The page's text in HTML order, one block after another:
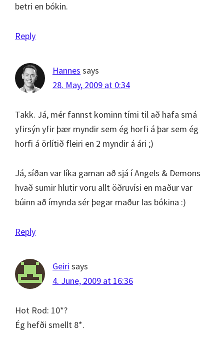
betri en bókin.
Reply
Hannes says
28. May, 2009 at 0:34
Takk. Já, mér fannst kominn tími til að hafa smá
yfirsýn yfir þær myndir sem ég horfi á þar sem ég
horfi á örlítið fleiri en 2 myndir á ári ;)
Já, síðan var líka gaman að sjá í Angels & Demons
hvað sumir hlutir voru allt öðruvísi en maður var
búinn að ímynda sér þegar maður las bókina :)
Reply
Geiri says
4. June, 2009 at 16:36
Hot Rod: 10*?
Ég hefði smellt 8*.